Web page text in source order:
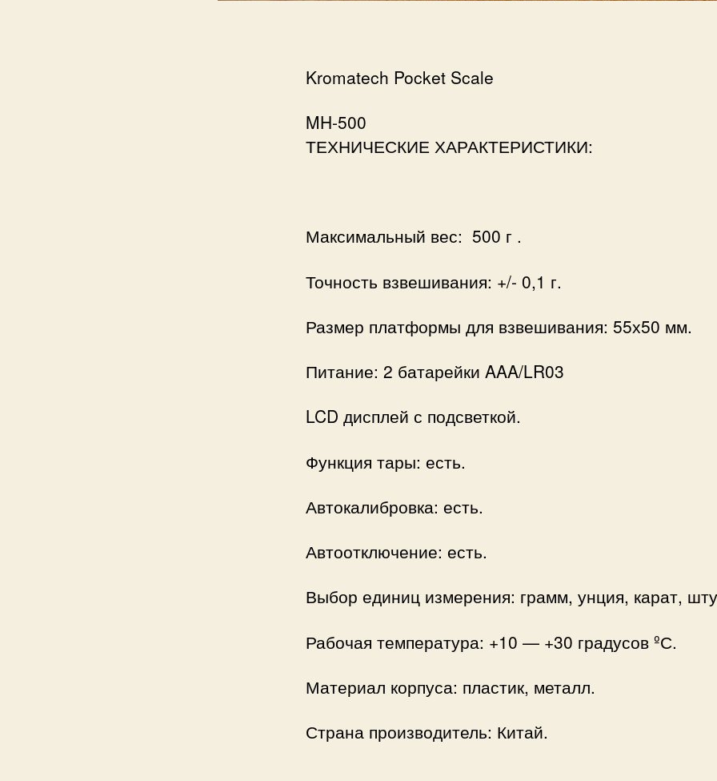
Kromatech Pocket Scale
MH-500
ТЕХНИЧЕСКИЕ ХАРАКТЕРИСТИКИ:
Максимальный вес: 500 г .
Точность взвешивания: +/- 0,1 г.
Размер платформы для взвешивания: 55х50 мм.
Питание: 2 батарейки AAA/LR03
LCD дисплей с подсветкой.
Функция тары: есть.
Автокалибровка: есть.
Автоотключение: есть.
Выбор единиц измерения: грамм, унция, карат,
Рабочая температура: +10 — +30 градусов ºС.
Материал корпуса: пластик, металл.
Страна производитель: Китай.